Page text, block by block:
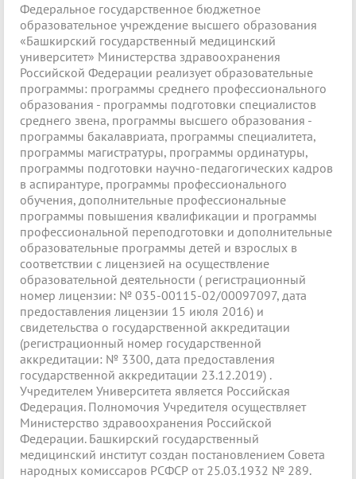
Федеральное государственное бюджетное
образовательное учреждение высшего образования
«Башкирский государственный медицинский
университет» Министерства здравоохранения
Российской Федерации реализует образовательные
программы: программы среднего профессионального
образования - программы подготовки специалистов
среднего звена, программы высшего образования -
программы бакалавриата, программы специалитета,
программы магистратуры, программы ординатуры,
программы подготовки научно-педагогических кадров
в аспирантуре, программы профессионального
обучения, дополнительные профессиональные
программы повышения квалификации и программы
профессиональной переподготовки и дополнительные
образовательные программы детей и взрослых в
соответствии с лицензией на осуществление
образовательной деятельности ( регистрационный
номер лицензии: № 035-00115-02/00097097, дата
предоставления лицензии 15 июля 2016) и
свидетельства о государственной аккредитации
(регистрационный номер государственной
аккредитации: № 3300, дата предоставления
государственной аккредитации 23.12.2019) .
Учредителем Университета является Российская
Федерация. Полномочия Учредителя осуществляет
Министерство здравоохранения Российской
Федерации. Башкирский государственный
медицинский институт создан постановлением Совета
народных комиссаров РСФСР от 25.03.1932 № 289.